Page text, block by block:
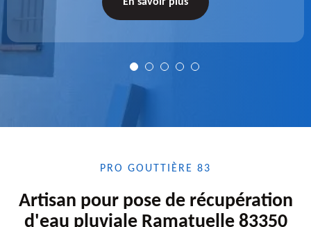
PRO GOUTTIÈRE 83
Artisan pour pose de récupération
d'eau pluviale Ramatuelle 83350